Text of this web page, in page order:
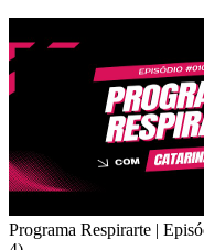
Programa Respirarte |